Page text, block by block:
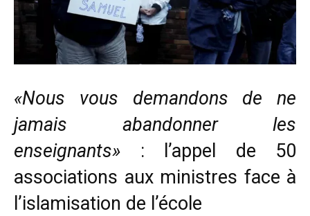
«Nous vous demandons de ne
jamais abandonner les
enseignants» : l’appel de 50
associations aux ministres face à
l’islamisation de l’école